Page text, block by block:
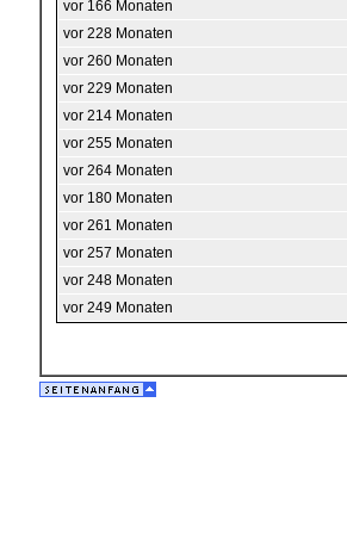
vor 166 Monaten
vor 228 Monaten
vor 260 Monaten
vor 229 Monaten
vor 214 Monaten
vor 255 Monaten
vor 264 Monaten
vor 180 Monaten
vor 261 Monaten
vor 257 Monaten
vor 248 Monaten
vor 249 Monaten